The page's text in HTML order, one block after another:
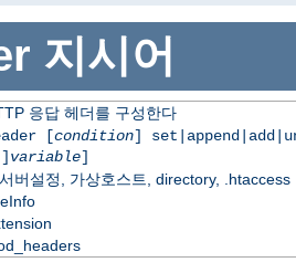
지시어
응답 헤더를 구성한다
[condition]
variable]
버설정, 가상호스트, directory, .htaccess